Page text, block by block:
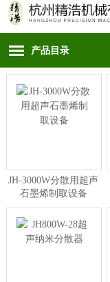
产品目录
JH-3000W分散用超声
石墨烯制取设备